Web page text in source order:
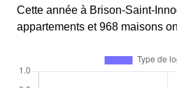
Cette année à Brison-Saint-
appartements et 968 maisons